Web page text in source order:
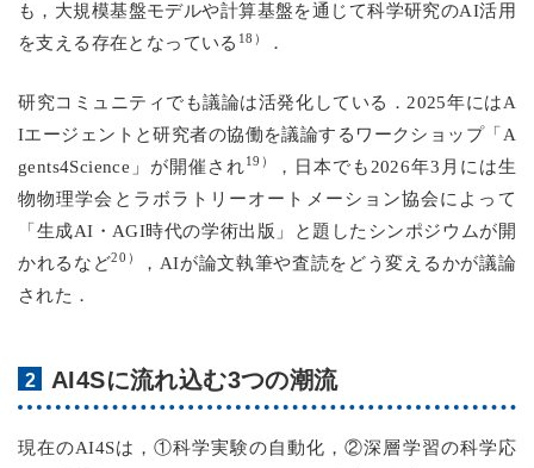
も，大規模基盤モデルや計算基盤を通じて科学研究のAI活用
を支える存在となっている 18） ．
研究コミュニティでも議論は活発化している．2025年にはA
Iエージェントと研究者の協働を議論するワークショップ「A
gents4Science」が開催され19）
，日本でも2026年3月には生
物物理学会とラボラトリーオートメーション協会によって
「生成AI・AGI時代の学術出版」と題したシンポジウムが開
かれるなど20）
，AIが論文執筆や査読をどう変えるかが議論
された．
AI4Sに流れ込む3つの潮流
現在のAI4Sは，①科学実験の自動化，②深層学習の科学応